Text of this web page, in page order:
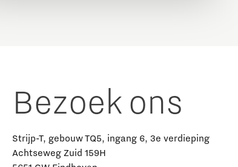
Bezoek ons
Strijp-T, gebouw TQ5, ingang 6, 3e verdieping
Achtseweg Zuid 159H